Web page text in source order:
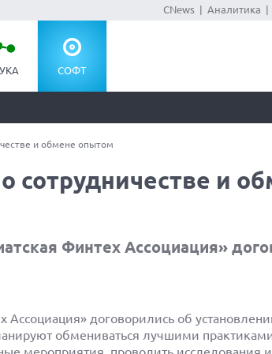
CNews Аналитика
СОФТ
и обмене опытом
и
Финтех Ассоциация»
договорились об
обмениваться лучшими